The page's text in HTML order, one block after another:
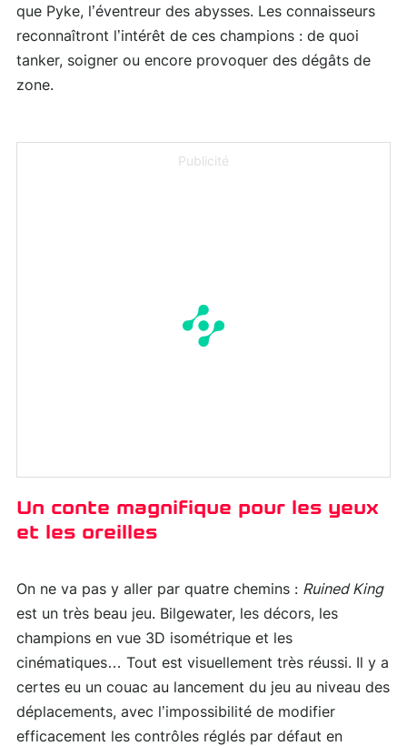
que Pyke, l’éventreur des abysses. Les connaisseurs
reconnaîtront l’intérêt de ces champions : de quoi
tanker, soigner ou encore provoquer des dégâts de
zone.
Publicité
Un conte magnifique pour les yeux
et les oreilles
On ne va pas y aller par quatre chemins : Ruined King
est un très beau jeu. Bilgewater, les décors, les
champions en vue 3D isométrique et les
cinématiques… Tout est visuellement très réussi. Il y a
certes eu un couac au lancement du jeu au niveau des
déplacements, avec l’impossibilité de modifier
efficacement les contrôles réglés par défaut en